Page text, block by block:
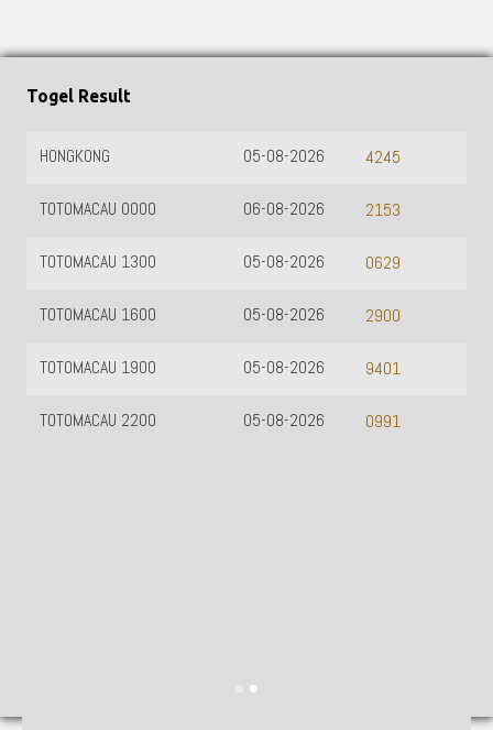
Togel Result
HONGKONG 4245
05-08-2026
TOTOMACAU 0000 2153
06-08-2026
TOTOMACAU 1300 0629
05-08-2026
TOTOMACAU 1600 2900
05-08-2026
TOTOMACAU 1900 9401
05-08-2026
TOTOMACAU 2200 0991
05-08-2026